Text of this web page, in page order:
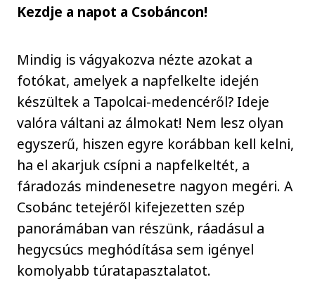
Kezdje a napot a Csobáncon!
Mindig is vágyakozva nézte azokat a
fotókat, amelyek a napfelkelte idején
készültek a Tapolcai-medencéről? Ideje
valóra váltani az álmokat! Nem lesz olyan
egyszerű, hiszen egyre korábban kell kelni,
ha el akarjuk csípni a napfelkeltét, a
fáradozás mindenesetre nagyon megéri. A
Csobánc tetejéről kifejezetten szép
panorámában van részünk, ráadásul a
hegycsúcs meghódítása sem igényel
komolyabb túratapasztalatot.